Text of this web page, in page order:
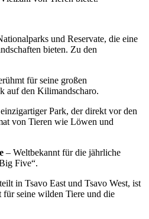
und Reservate, die eine
bieten. Zu den
für seine großen
auf den Kilimandscharo.
Park, der direkt vor den
von Tieren wie Löwen und
– Weltbekannt für die jährliche
Five“.
in Tsavo East und Tsavo West, ist
für seine wilden Tiere und die